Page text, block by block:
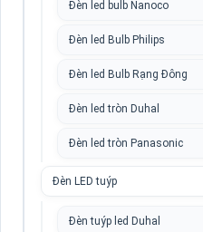
Đèn led bulb Nanoco
Đèn led Bulb Philips
Đèn led Bulb Rạng Đông
Đèn led tròn Duhal
Đèn led tròn Panasonic
Đèn LED tuýp
Đèn tuýp led Duhal